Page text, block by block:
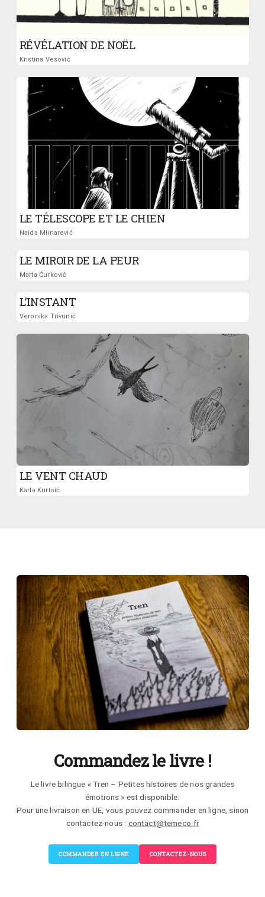
RÉVÉLATION DE NOËL
Kristina Vesović
LE TÉLESCOPE ET LE CHIEN
Naida Mlinarević
LE MIROIR DE LA PEUR
Marta Ćurković
L’INSTANT
Veronika Trivunić
LE VENT CHAUD
Karla Kurtoić
Commandez le livre !
Le livre bilingue « Tren – Petites histoires de nos grandes
émotions » est disponible.
Pour une livraison en UE, vous pouvez commander en ligne, sinon
contactez-nous : contact@temeco.fr
COMMANDER EN LIGNE CONTACTEZ-NOUS